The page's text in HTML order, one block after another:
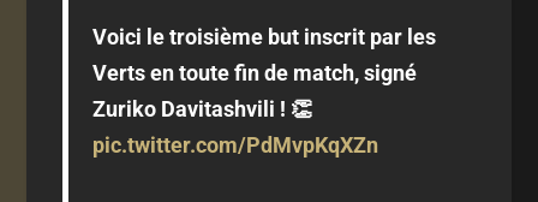
Voici le troisième but inscrit par les
Verts en toute fin de match, signé
Zuriko Davitashvili ! 👏
pic.twitter.com/PdMvpKqXZn